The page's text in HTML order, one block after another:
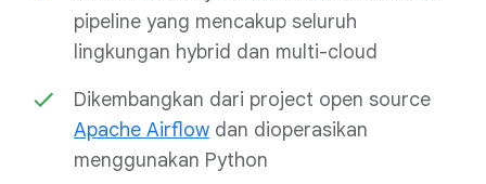
pipeline yang mencakup seluruh
lingkungan hybrid dan multi-cloud
Dikembangkan dari project open source
Apache Airflow dan dioperasikan
menggunakan Python